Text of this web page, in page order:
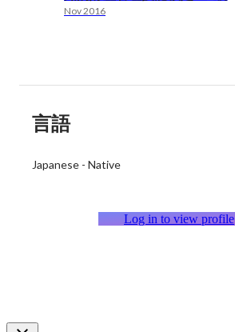
Nov 2016
言語
Japanese - Native
Log in to view profile